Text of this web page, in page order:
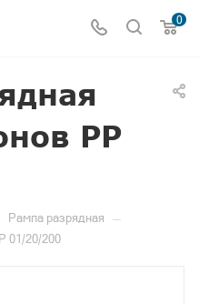
0
РР
Рампа разрядная —
01/20/200